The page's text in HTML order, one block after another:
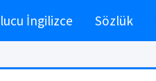
İngilizce Sözlük